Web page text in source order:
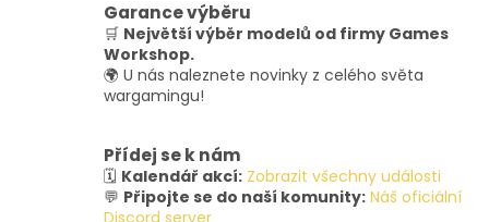
Garance výběru
🛒 Největší výběr modelů od firmy Games
Workshop.
🌍 U nás naleznete novinky z celého světa
wargamingu!
Přídej se k nám
🗓️ Kalendář akcí: Zobrazit všechny události
💬 Připojte se do naší komunity: Náš oficiální